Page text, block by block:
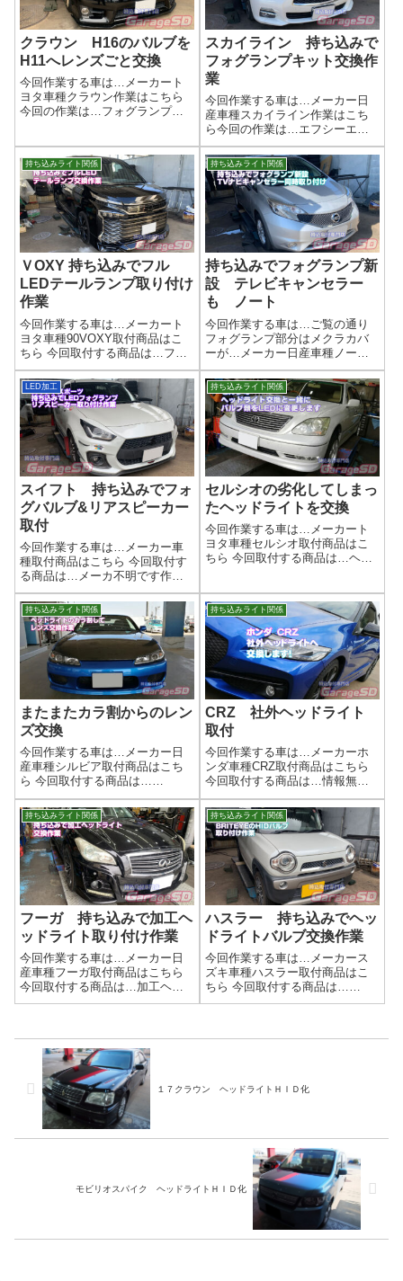
クラウン H16のバルブを
H11へレンズごと交換
今回作業する車は…メーカート
ヨタ車種クラウン作業はこちら
今回の作業は…フォグランプキ
く買えますよ内装パーツは新品
は結構するので、中古で探すの
がおすすめです。作業写真クラ
ウンはH16だっ...
スカイライン 持ち込みで
フォグランプキット交換作
業
今回作業する車は…メーカー日
産車種スカイライン作業はこち
ら今回の作業は…エフシーエ
ル ロゴが変わりましたね
LEDバルブキットですフォグラ
ンプはLED一体型なので、レン
ズも交換する必要があります最
近の車はこのパターンが多いで
すね作業写真ノー...
持ち込みライト関係
ＶOXY 持ち込みでフル
LEDテールランプ取り付け
作業
今回作業する車は…メーカート
ヨタ車種90VOXY取付商品はこ
ちら 今回取付する商品は…フル
LEDテールランプ メーカー不
明テールランプの部分と、ゲー
トの部分の交換作業になります
('ω')ノ作業写真ノア・ヴォクシー
は沢山走っているので、差別
化...
持ち込みライト関係
持ち込みでフォグランプ新
設 テレビキャンセラー
も ノート
今回作業する車は…ご覧の通り
フォグランプ部分はメクラカバ
ーが…メーカー日産車種ノート
作業はこちら今回の作業は…純
正フォグランプ他 テレビキャ
ンセラー LEDフォグランプ作
業写真２色切替できるLEDバル
ブになります。とても便利です
ね(^^)/...
LED加工
スイフト 持ち込みでフォ
グバルブ&リアスピーカー
取付
今回作業する車は…メーカー車
種取付商品はこちら 今回取付す
る商品は…メーカ不明です作業
写真画像はないですが、リアス
ピーカーも交換完了です持ち込
みフォグランプ取り付け承りま
す！🚗 あなたの車にぴったりの
フォグランプをプロの技術で取
り付けます！...
持ち込みライト関係
セルシオの劣化してしまっ
たヘッドライトを交換
今回作業する車は…メーカート
ヨタ車種セルシオ取付商品はこ
ちら 今回取付する商品は…ヘッ
なってます。作業写真LEDバル
ブはファンの大きさで加工が必
要になってきてしまいます。ハ
ロゲ...
持ち込みライト関係
またまたカラ割からのレン
ズ交換
今回作業する車は…メーカー日
産車種シルビア取付商品はこち
ら 今回取付する商品は…
WISESQUARE リペアレンズキ
ット for S15シルビアたしかこれ
だったはず…( 一一)作業写真シ
ルビアのカラ割は何度もこなし
ているので、慣れたもんです...
持ち込みライト関係
CRZ 社外ヘッドライト
取付
今回作業する車は…メーカーホ
ンダ車種CRZ取付商品はこちら
今回取付する商品は…情報無
し 失礼しました(/ω＼)作業写真
特徴あるライトなので、わかる
人はわかるはず( ﾟДﾟ)あとがき社
外ヘッドライトも沢山ありま
す。お好みのヘッドライトを探
し...
持ち込みライト関係
フーガ 持ち込みで加工ヘ
ッドライト取り付け作業
今回作業する車は…メーカー日
産車種フーガ取付商品はこちら
今回取付する商品は…加工ヘッ
ドライト メーカー不明 他グ
だったので、クリアーなヘッド
ライトになりま...
持ち込みライト関係
ハスラー 持ち込みでヘッ
ドライトバルブ交換作業
今回作業する車は…メーカース
ズキ車種ハスラー取付商品はこ
ちら 今回取付する商品は…
BRITEYE HIDバルブ作業写真ヘ
１７クラウン ヘッドライトＨＩＤ化
モビリオスパイク ヘッドライトＨＩＤ化